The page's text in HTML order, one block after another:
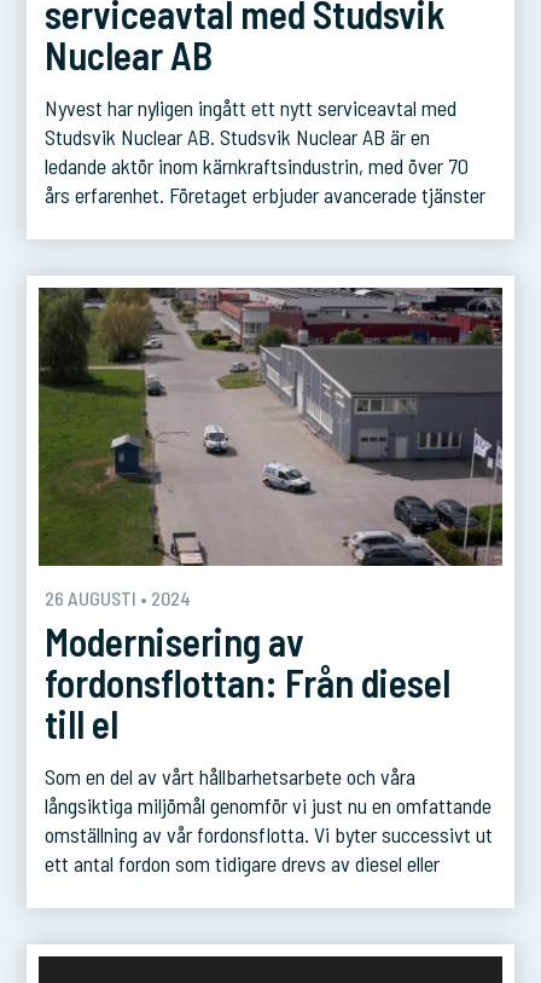
serviceavtal med Studsvik
Nuclear AB
Nyvest har nyligen ingått ett nytt serviceavtal med
Studsvik Nuclear AB. Studsvik Nuclear AB är en
ledande aktör inom kärnkraftsindustrin, med över 70
års erfarenhet. Företaget erbjuder avancerade tjänster
Deras anläggning i Sverige är internationellt erkänd för
sin expertis inom säker och hållbar […]
26 AUGUSTI • 2024
Modernisering av
fordonsflottan: Från diesel
till el
Som en del av vårt hållbarhetsarbete och våra
långsiktiga miljömål genomför vi just nu en omfattande
omställning av vår fordonsflotta. Vi byter successivt ut
ett antal fordon som tidigare drevs av diesel eller
till en mer hållbar framtid. Övergången […]